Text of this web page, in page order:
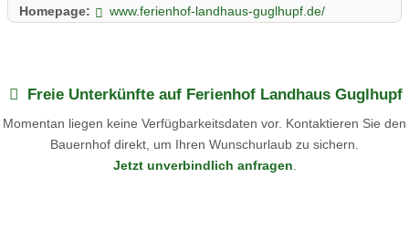
Homepage: www.ferienhof-landhaus-guglhupf.de/
Freie Unterkünfte auf Ferienhof Landhaus Guglhupf
Momentan liegen keine Verfügbarkeitsdaten vor. Kontaktieren Sie den
Bauernhof direkt, um Ihren Wunschurlaub zu sichern.
Jetzt unverbindlich anfragen